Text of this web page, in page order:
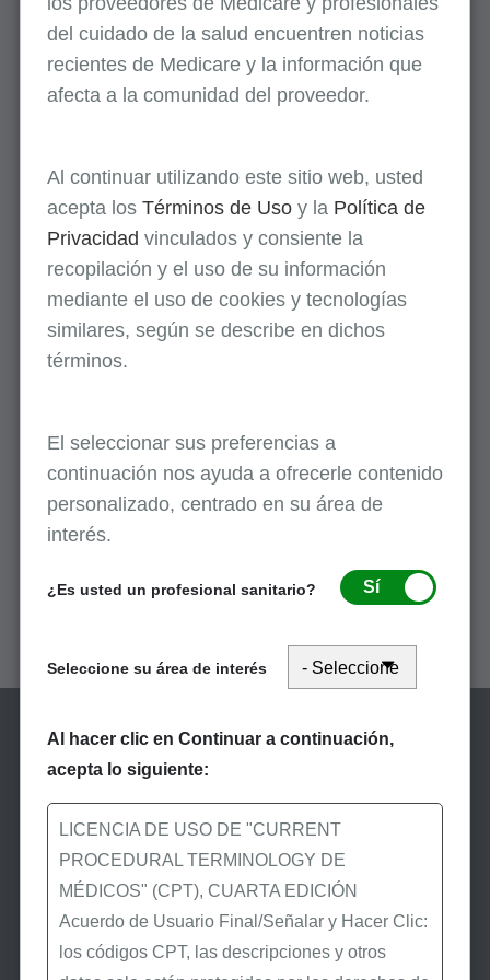
nuestraherramienta de búsqueda de tarifas
fijaspara los códigos que se indican como
MAC de la Parte B en la columna de
jurisdicción.
Lista de jurisdicción de abril 2026 para
DMEPOS (CSV)
Lista de jurisdicción de enero 2026 para
DMEPOS(CSV)
2025
2024
Leer más
2023
Manténgase informado
Suscríbase a eNews
del cuidado de la salud encuentren noticias
recientes de Medicare y la información que
afecta a la comunidad del proveedor.
Al continuar utilizando este sitio web, usted
acepta los Términos de Usoy la Política de
Privacidad vinculados y consiente la
recopilación y el uso de su información
mediante el uso de cookies y tecnologías
similares, según se describe en dichos
términos.
El seleccionar sus preferencias a
continuación nos ayuda a ofrecerle contenido
personalizado, centrado en su área de
interés.
¿Es usted un profesional sanitario? Sí
Seleccione su área de interés
Al hacer clic en Continuar a continuación,
acepta lo siguiente:
LICENCIA DE USO DE "CURRENT
PROCEDURAL TERMINOLOGY DE
MÉDICOS" (CPT), CUARTA EDICIÓN
Acuerdo de Usuario Final/Señalar y Hacer Clic:
los códigos CPT, las descripciones y otros